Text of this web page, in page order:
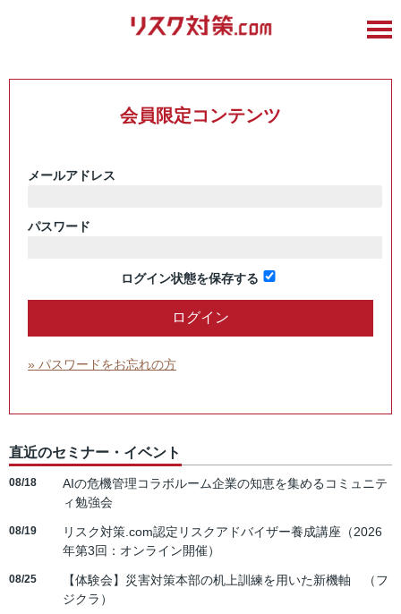
会員限定コンテンツ
メールアドレス
パスワード
ログイン状態を保存する
» パスワードをお忘れの方
直近のセミナー・イベント
08/18
AIの危機管理コラボルーム企業の知恵を集めるコミュニテ
ィ勉強会
08/19
リスク対策.com認定リスクアドバイザー養成講座（2026
年第3回：オンライン開催）
08/25
【体験会】災害対策本部の机上訓練を用いた新機軸 （フ
ジクラ）